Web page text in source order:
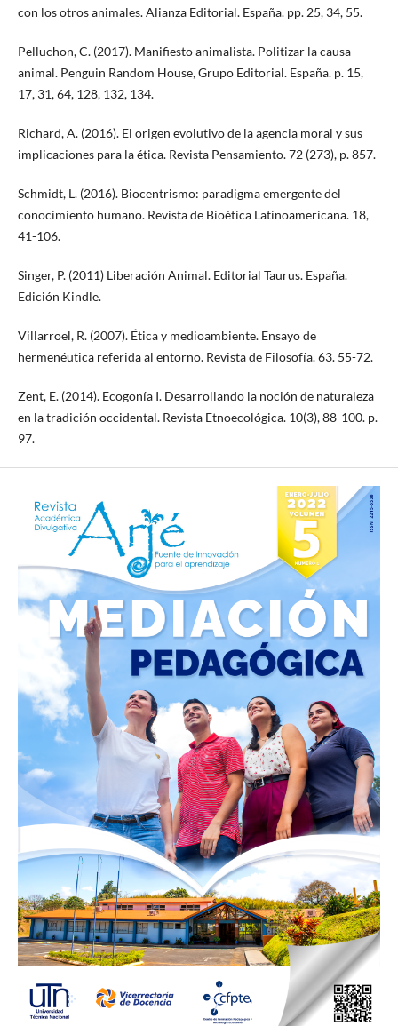
con los otros animales. Alianza Editorial. España. pp. 25, 34, 55.
Pelluchon, C. (2017). Manifiesto animalista. Politizar la causa
animal. Penguin Random House, Grupo Editorial. España. p. 15,
17, 31, 64, 128, 132, 134.
Richard, A. (2016). El origen evolutivo de la agencia moral y sus
implicaciones para la ética. Revista Pensamiento. 72 (273), p. 857.
Schmidt, L. (2016). Biocentrismo: paradigma emergente del
conocimiento humano. Revista de Bioética Latinoamericana. 18,
41-106.
Singer, P. (2011) Liberación Animal. Editorial Taurus. España.
Edición Kindle.
Villarroel, R. (2007). Ética y medioambiente. Ensayo de
hermenéutica referida al entorno. Revista de Filosofía. 63. 55-72.
Zent, E. (2014). Ecogonía I. Desarrollando la noción de naturaleza
en la tradición occidental. Revista Etnoecológica. 10(3), 88-100. p.
97.